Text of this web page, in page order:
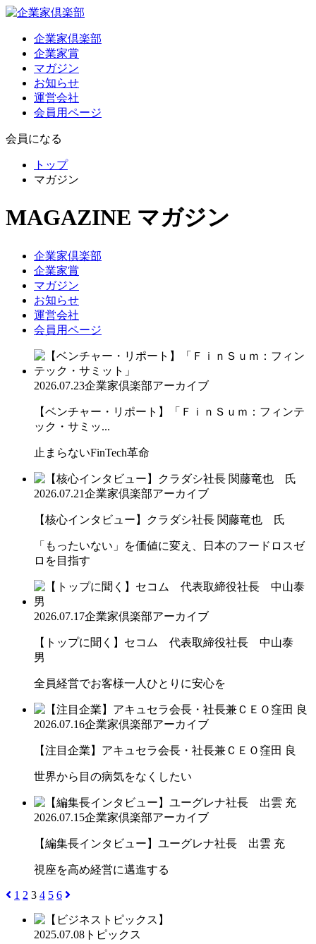
企業家倶楽部
企業家賞
マガジン
お知らせ
運営会社
会員用ページ
会員になる
トップ
マガジン
MAGAZINE マガジン
企業家倶楽部
企業家賞
マガジン
お知らせ
運営会社
会員用ページ
2026.07.23企業家倶楽部アーカイブ
【ベンチャー・リポート】「ＦｉｎＳｕｍ：フィンテ
ック・サミッ...
止まらないFinTech革命
2026.07.21企業家倶楽部アーカイブ
【核心インタビュー】クラダシ社長 関藤竜也 氏
「もったいない」を価値に変え、日本のフードロスゼ
ロを目指す
2026.07.17企業家倶楽部アーカイブ
【トップに聞く】セコム 代表取締役社長 中山泰
男
全員経営でお客様一人ひとりに安心を
2026.07.16企業家倶楽部アーカイブ
【注目企業】アキュセラ会長・社長兼ＣＥＯ窪田 良
世界から目の病気をなくしたい
2026.07.15企業家倶楽部アーカイブ
【編集長インタビュー】ユーグレナ社長 出雲 充
視座を高め経営に邁進する
1 2 3 4 5 6
2025.07.08 トピックス